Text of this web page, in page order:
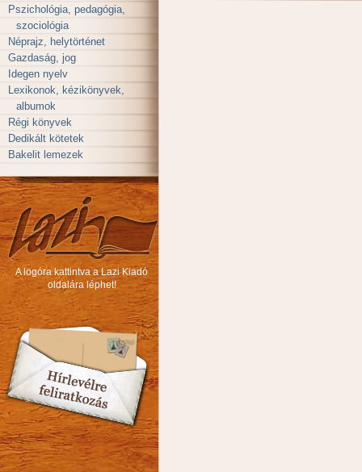
Pszichológia, pedagógia,
szociológia
Néprajz, helytörténet
Gazdaság, jog
Idegen nyelv
Lexikonok, kézikönyvek,
albumok
Régi könyvek
Dedikált kötetek
Bakelit lemezek
A logóra kattintva a Lazi Kiadó
oldalára léphet!